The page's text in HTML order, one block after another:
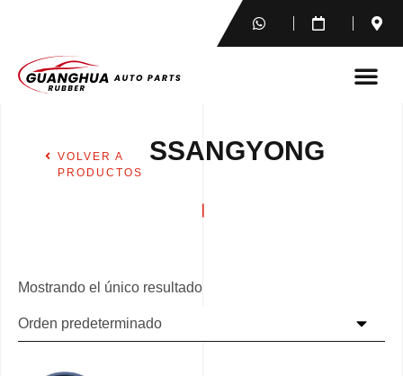
VOLVER A
PRODUCTOS
SSANGYONG
Mostrando el único resultado